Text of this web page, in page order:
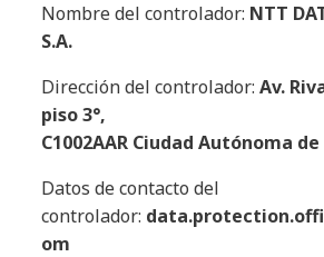
Nombre del controlador: NTT
S.A.
Dirección del controlador:Av.
piso 3°,
C1002AAR Ciudad Autónoma
Datos de contacto del
controlador:
om